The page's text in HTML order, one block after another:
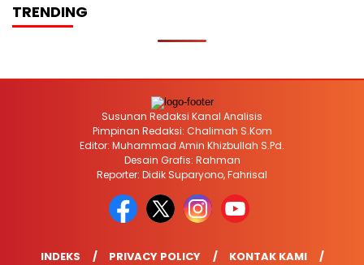
TRENDING
Susunan Redaksi Kanal Analisis
Pimpinan Redaksi: Chalimah S.Kom
Editor: Muhammad Amin Khizbullah S.Pd.
Desain Grafis: Rahman
Reporter: Didik Suparyono, Fahrisal
INDEKS PRIVACY POLICY
KONTAK KAMI